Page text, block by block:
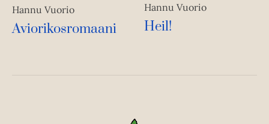
Hannu Vuorio
Aviorikosromaani
Hannu Vuorio
Heil!